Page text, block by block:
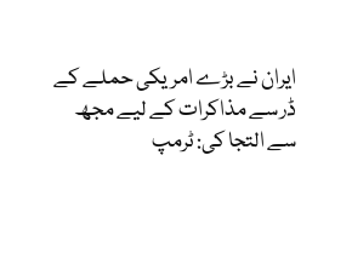
ایران نے بڑے امریکی حملے کے
ڈر سے مذاکرات کے لیے مجھ
سے التجا کی: ٹرمپ